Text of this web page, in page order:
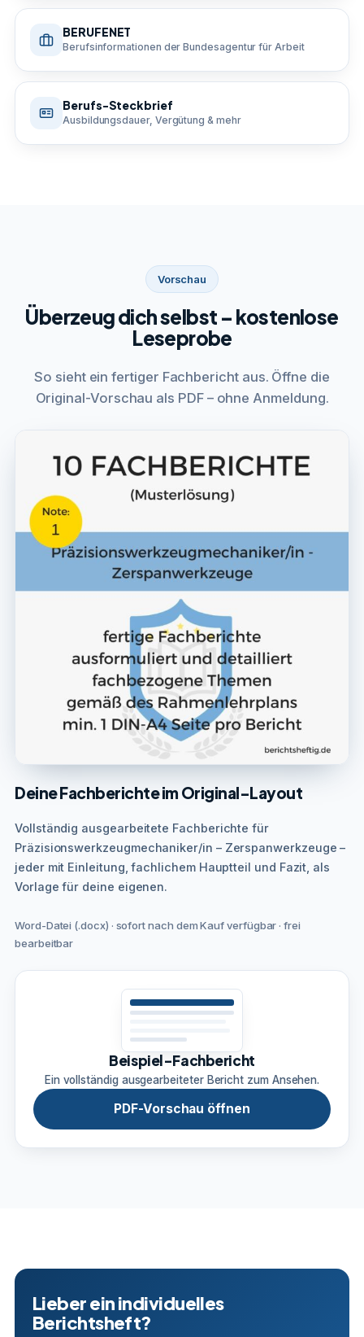
BERUFENET
Berufsinformationen der Bundesagentur für Arbeit
Berufs-Steckbrief
Ausbildungsdauer, Vergütung & mehr
Vorschau
Überzeug dich selbst – kostenlose
Leseprobe
So sieht ein fertiger Fachbericht aus. Öffne die
Original-Vorschau als PDF – ohne Anmeldung.
Deine Fachberichte im Original-Layout
Vollständig ausgearbeitete Fachberichte für
Präzisionswerkzeugmechaniker/in – Zerspanwerkzeuge –
jeder mit Einleitung, fachlichem Hauptteil und Fazit, als
Vorlage für deine eigenen.
Word-Datei (.docx) · sofort nach dem Kauf verfügbar · frei
bearbeitbar
Beispiel-Fachbericht
Ein vollständig ausgearbeiteter Bericht zum Ansehen.
PDF-Vorschau öffnen
Lieber ein individuelles
Berichtsheft?